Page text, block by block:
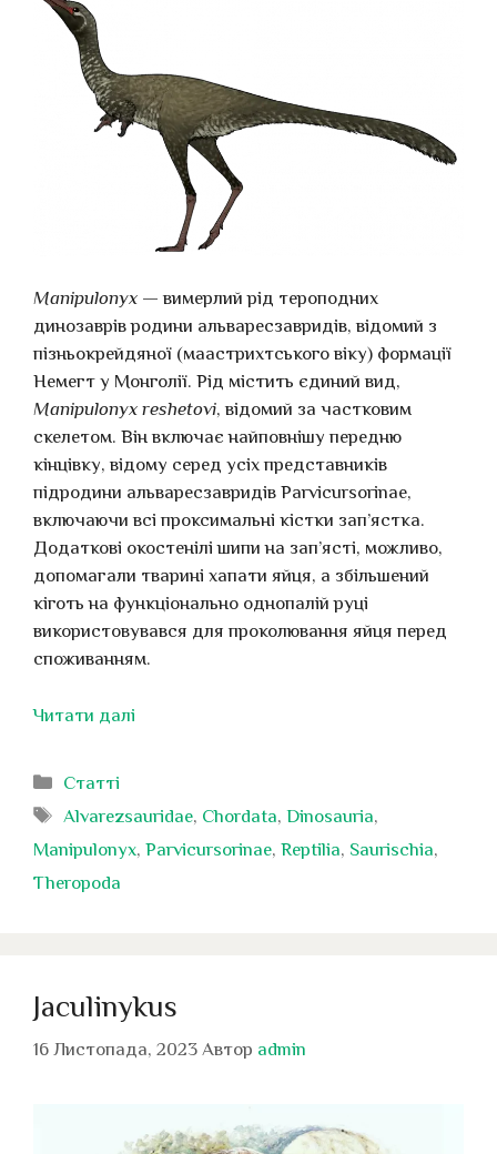
Manipulonyx — вимерлий рід тероподних
динозаврів родини альваресзавридів, відомий з
пізньокрейдяної (маастрихтського віку) формації
Немегт у Монголії. Рід містить єдиний вид,
Manipulonyx reshetovi, відомий за частковим
скелетом. Він включає найповнішу передню
кінцівку, відому серед усіх представників
підродини альваресзавридів Parvicursorinae,
включаючи всі проксимальні кістки зап’ястка.
Додаткові окостенілі шипи на зап’ясті, можливо,
допомагали тварині хапати яйця, а збільшений
кіготь на функціонально однопалій руці
використовувався для проколювання яйця перед
споживанням.
Читати далі
Категорії
Статті
Позначки
Alvarezsauridae, Chordata,Dinosauria,
Manipulonyx, Parvicursorinae, Reptilia, Saurischia,
Theropoda
Jaculinykus
16 Листопада, 2023 Автор admin